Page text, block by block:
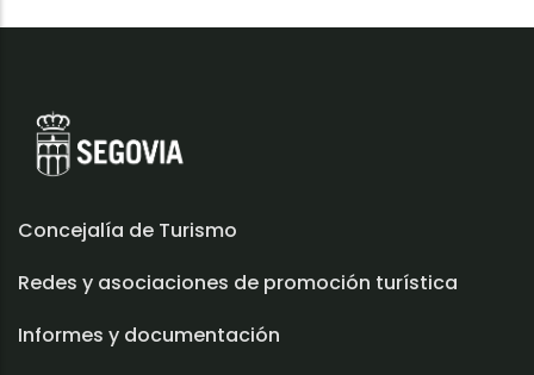
Concejalía de Turismo
Redes y asociaciones de promoción turística
Informes y documentación